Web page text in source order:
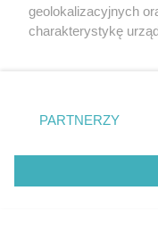
geolokalizacyjnych
charakterystykę
zmienić/wycofać
znajdujący się w
rodzaje
użytkownika, ale
przetwarzaniu.
PARTNERZY